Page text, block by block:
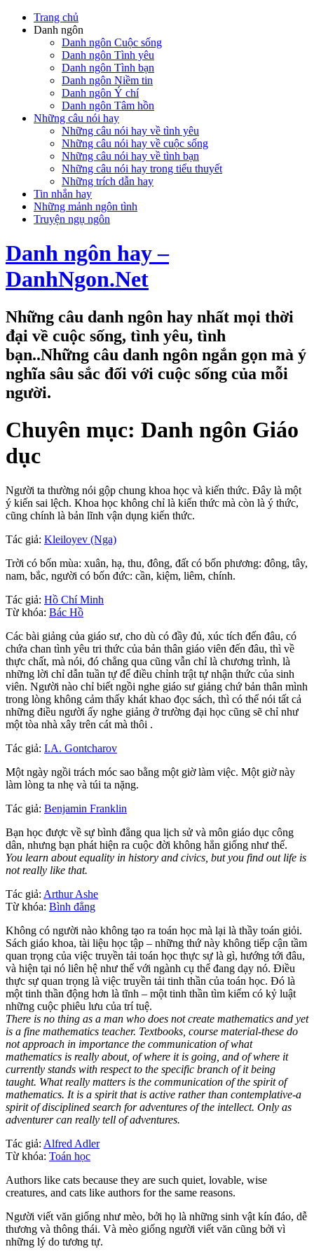
Trang chủ
Danh ngôn
Danh ngôn Cuộc sống
Danh ngôn Tình yêu
Danh ngôn Tình bạn
Danh ngôn Niềm tin
Danh ngôn Ý chí
Danh ngôn Tâm hồn
Những câu nói hay
Những câu nói hay về tình yêu
Những câu nói hay về cuộc sống
Những câu nói hay về tình bạn
Những câu nói hay trong tiểu thuyết
Những trích dẫn hay
Tin nhắn hay
Những mảnh ngôn tình
Truyện ngụ ngôn
Danh ngôn hay –
DanhNgon.Net
Những câu danh ngôn hay nhất mọi thời
đại về cuộc sống, tình yêu, tình
bạn..Những câu danh ngôn ngắn gọn mà ý
nghĩa sâu sắc đối với cuộc sống của mỗi
người.
Chuyên mục: Danh ngôn Giáo
dục
Người ta thường nói gộp chung khoa học và kiến thức. Đây là một
ý kiến sai lệch. Khoa học không chỉ là kiến thức mà còn là ý thức,
cũng chính là bản lĩnh vận dụng kiến thức.
Tác giả: Kleiloyev (Nga)
Trời có bốn mùa: xuân, hạ, thu, đông, đất có bốn phương: đông, tây,
nam, bắc, người có bốn đức: cần, kiệm, liêm, chính.
Tác giả: Hồ Chí Minh
Từ khóa: Bác Hồ
Các bài giảng của giáo sư, cho dù có đầy đủ, xúc tích đến đâu, có
chứa chan tình yêu tri thức của bản thân giáo viên đến đâu, thì về
thực chất, mà nói, đó chẳng qua cũng vẫn chỉ là chương trình, là
những lời chỉ dẫn tuần tự để điều chỉnh trật tự nhận thức của sinh
viên. Người nào chỉ biết ngồi nghe giáo sư giảng chứ bản thân mình
trong lòng không cảm thấy khát khao đọc sách, thì có thể nói tất cả
những điều người ấy nghe giảng ở trường đại học cũng sẽ chỉ như
một tòa nhà xây trên cát mà thôi .
Tác giả: I.A. Gontcharov
Một ngày ngồi trách móc sao bằng một giờ làm việc. Một giờ này
làm lòng ta nhẹ và túi ta nặng.
Tác giả: Benjamin Franklin
Bạn học được về sự bình đẳng qua lịch sử và môn giáo dục công
dân, nhưng bạn phát hiện ra cuộc đời không hẳn giống như thế.
You learn about equality in history and civics, but you find out life is
not really like that.
Tác giả: Arthur Ashe
Từ khóa: Bình đẳng
Không có người nào không tạo ra toán học mà lại là thầy toán giỏi.
Sách giáo khoa, tài liệu học tập – những thứ này không tiếp cận tầm
quan trọng của việc truyền tải toán học thực sự là gì, hướng tới đâu,
và hiện tại nó liên hệ như thế với ngành cụ thể đang dạy nó. Điều
thực sự quan trọng là việc truyền tải tinh thần của toán học. Đó là
một tinh thần động hơn là tĩnh – một tinh thần tìm kiếm có kỷ luật
những cuộc phiêu lưu của trí tuệ.
There is no thing as a man who does not create mathematics and yet
is a fine mathematics teacher. Textbooks, course material-these do
not approach in importance the communication of what
mathematics is really about, of where it is going, and of where it
currently stands with respect to the specific branch of it being
taught. What really matters is the communication of the spirit of
mathematics. It is a spirit that is active rather than contemplative-a
spirit of disciplined search for adventures of the intellect. Only as
adventurer can really tell of adventures.
Tác giả: Alfred Adler
Từ khóa: Toán học
Authors like cats because they are such quiet, lovable, wise
creatures, and cats like authors for the same reasons.
Người viết văn giống như mèo, bởi họ là những sinh vật kín đáo, dễ
thương và thông thái. Và mèo giống người viết văn cũng bởi vì
những lý do tương tự.